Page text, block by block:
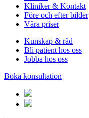
Kliniker & Kontakt
Före och efter bilder
Våra priser
Kunskap & råd
Bli patient hos oss
Jobba hos oss
Boka konsultation